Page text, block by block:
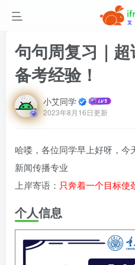
句句周复习｜
备考经验！
小艾同学
2023年8月16日更新
哈喽，各位同学早上好呀，今
新闻传播专业
上岸寄语： 只奔着一个目标使
个人信息